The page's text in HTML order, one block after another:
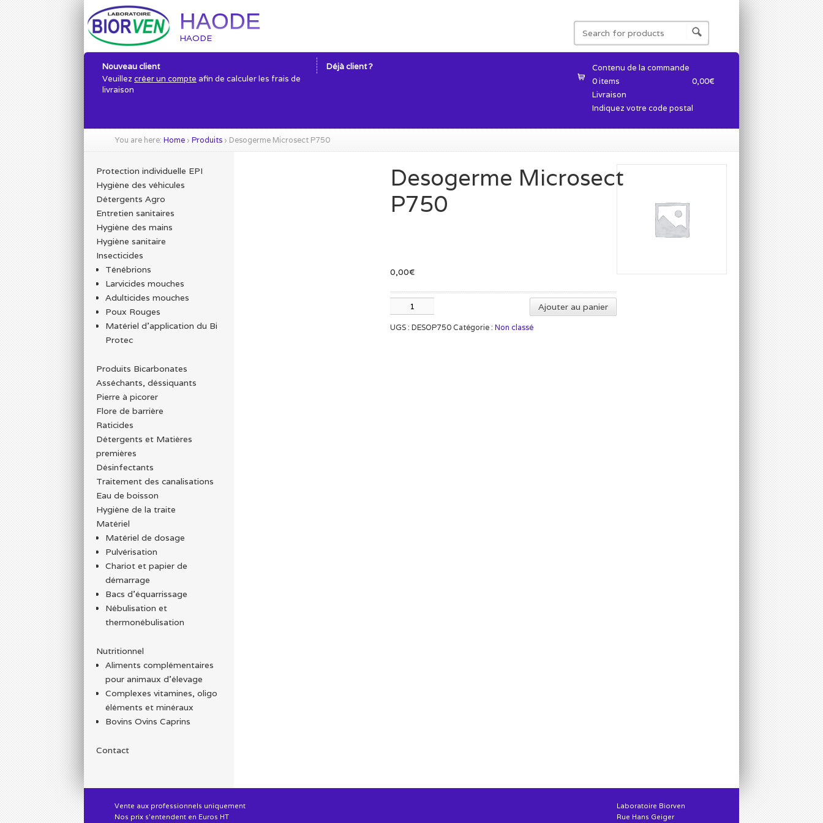
HAODE
HAODE
Déjà client ?
Nouveau client
Veuillez créer un compte afin de calculer les frais de
livraison
Contenu de la commande
0 items
0,00€
Livraison
Indiquez votre code postal
You are here: Home › Produits › Desogerme Microsect P750
Desogerme Microsect
P750
0,00€
quantité
de
Desogerme
Ajouter au panier
UGS : DESOP750 Catégorie : Non classé
Protection individuelle EPI
Hygiène des véhicules
Détergents Agro
Entretien sanitaires
Hygiène des mains
Hygiène sanitaire
Insecticides
Ténébrions
Larvicides mouches
Adulticides mouches
Poux Rouges
Matériel d’application du Bi
Protec
Produits Bicarbonates
Asséchants, déssiquants
Pierre à picorer
Flore de barrière
Raticides
Détergents et Matières
premières
Désinfectants
Traitement des canalisations
Eau de boisson
Hygiène de la traite
Matériel
Matériel de dosage
Pulvérisation
Chariot et papier de
démarrage
Bacs d'équarrissage
Nébulisation et
thermonébulisation
Nutritionnel
Aliments complémentaires
pour animaux d'élevage
Complexes vitamines, oligo
éléments et minéraux
Bovins Ovins Caprins
Contact
Vente aux professionnels uniquement
Nos prix s'entendent en Euros HT
Laboratoire Biorven
Rue Hans Geiger